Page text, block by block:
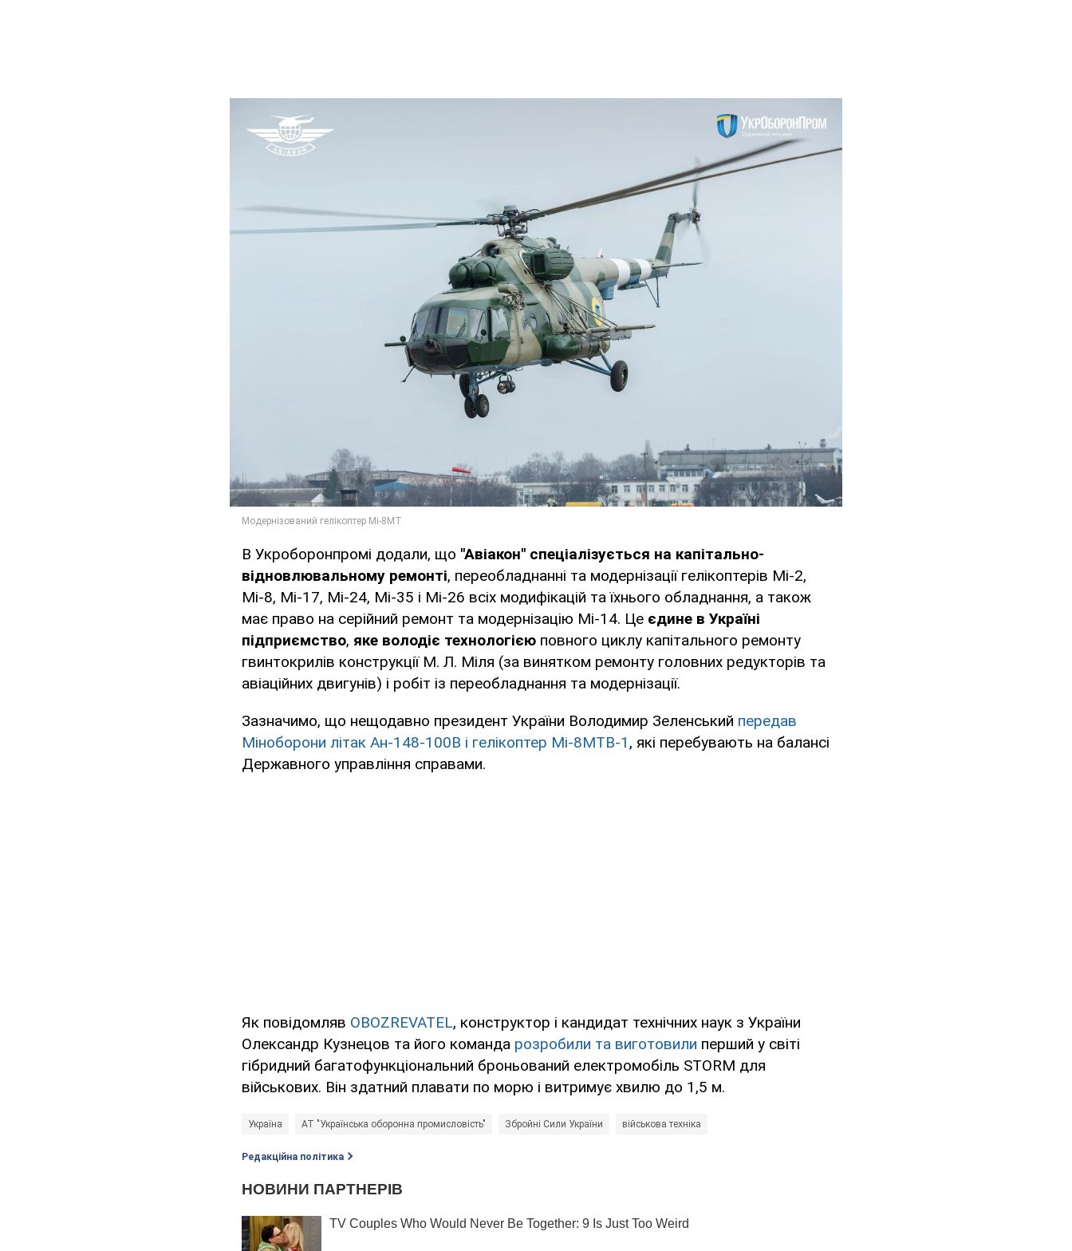
В Укроборонпромі додали, що "Авіакон" спеціалізується на капітально-
відновлювальному ремонті, переобладнанні та модернізації гелікоптерів Мі-2,
Мі-8, Мі-17, Мі-24, Мі-35 і Мі-26 всіх модифікацій та їхнього обладнання, а також
має право на серійний ремонт та модернізацію Мі-14. Це єдине в Україні
підприємство, яке володіє технологією повного циклу капітального ремонту
гвинтокрилів конструкції М. Л. Міля (за винятком ремонту головних редукторів та
авіаційних двигунів) і робіт із переобладнання та модернізації.
Зазначимо, що нещодавно президент України Володимир Зеленський передав
Міноборони літак Ан-148-100В і гелікоптер Мі-8МТВ-1 , які перебувають на балансі
Державного управління справами.
Як повідомляв OBOZREVATEL, конструктор і кандидат технічних наук з України
Олександр Кузнецов та його команда розробили та виготовили перший у світі
гібридний багатофункціональний броньований електромобіль STORM для
військових. Він здатний плавати по морю і витримує хвилю до 1,5 м.
Україна АТ "Українська оборонна промисловість" Збройні Сили України військова техніка
Редакційна політика